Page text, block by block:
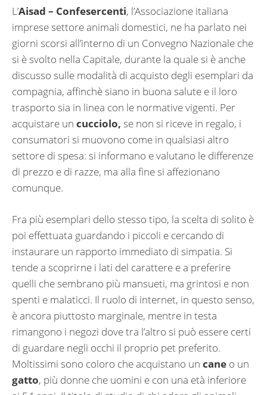
L’Aisad – Confesercenti, l’Associazione italiana
imprese settore animali domestici, ne ha parlato nei
giorni scorsi all’interno di un Convegno Nazionale che
si è svolto nella Capitale, durante la quale si è anche
discusso sulle modalità di acquisto degli esemplari da
compagnia, affinchè siano in buona salute e il loro
trasporto sia in linea con le normative vigenti. Per
acquistare un cucciolo, se non si riceve in regalo, i
consumatori si muovono come in qualsiasi altro
settore di spesa: si informano e valutano le differenze
di prezzo e di razze, ma alla fine si affezionano
comunque.
Fra più esemplari dello stesso tipo, la scelta di solito è
poi effettuata guardando i piccoli e cercando di
instaurare un rapporto immediato di simpatia. Si
tende a scoprirne i lati del carattere e a preferire
quelli che sembrano più mansueti, ma grintosi e non
spenti e malaticci. Il ruolo di internet, in questo senso,
è ancora piuttosto marginale, mentre in testa
rimangono i negozi dove tra l’altro si può essere certi
di guardare negli occhi il proprio pet preferito.
Moltissimi sono coloro che acquistano un cane o un
gatto, più donne che uomini e con una età inferiore